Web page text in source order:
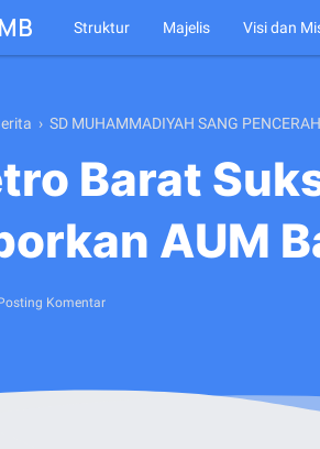
Struktur Majelis Visi dan
› SD MUHAMMADIYAH SANG
Barat
AUM
Komentar